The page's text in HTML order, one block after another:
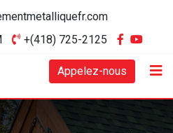
+(418) 725-2125
Appelez-nous